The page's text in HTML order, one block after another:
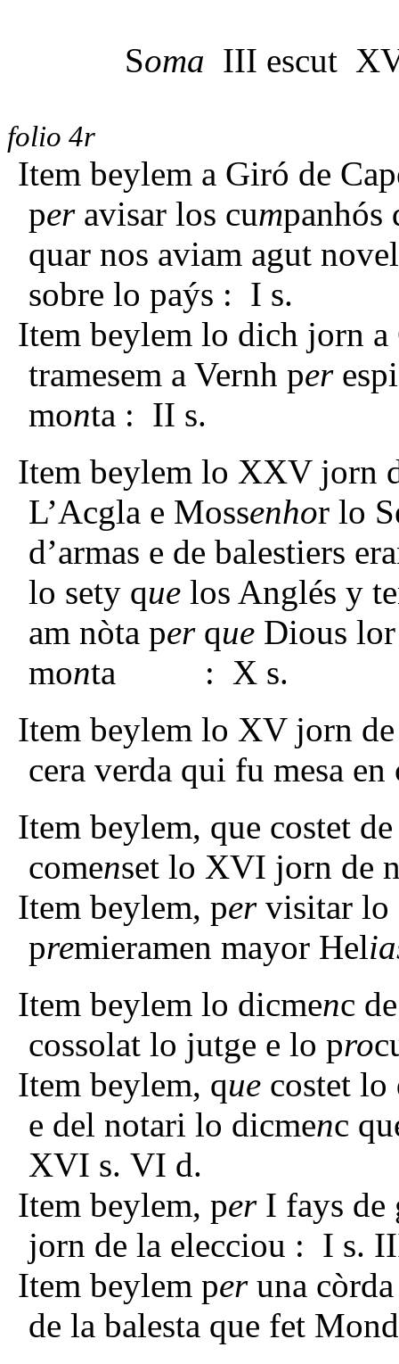
Soma III escut
folio 4r
Item beylem a Giró de
peravisar los cumpanhós
quar nos aviam agut
sobre lo paýs : I s.
Item beylem lo dich jorn
tramesem a Vernh per
monta : II s.
Item beylem lo XXV jorn
L’Acgla e Mossenhor lo
d’armas e de balestiers
lo sety que los Anglés y
am nòta perque Dious
monta : X s.
Item beylem lo XV jorn de
cera verda qui fu mesa
Item beylem, que costet
comenset lo XVI jorn de
Item beylem, pervisitar lo
premieramen mayor Hel
Item beylem lo dicmenc
cossolat lo jutge e lo pro
Item beylem, que costet lo
e del notari lo dicmenc
XVI s. VI d.
Item beylem, perI fays de
jorn de la elecciou : I s.
Item beylem per una
de la balesta que fet